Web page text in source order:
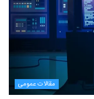
مقالات عمومی